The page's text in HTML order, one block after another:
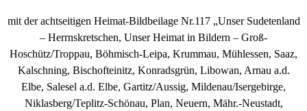
mit der achtseitigen Heimat-Bildbeilage Nr.117 „Unser Sudetenland
– Herrnskretschen, Unser Heimat in Bildern – Groß-
Hoschütz/Troppau, Böhmisch-Leipa, Krummau, Mühlessen, Saaz,
Kalschning, Bischofteinitz, Konradsgrün, Libowan, Arnau a.d.
Elbe, Salesel a.d. Elbe, Gartitz/Aussig, Mildenau/Isergebirge,
Niklasberg/Teplitz-Schönau, Plan, Neuern, Mähr.-Neustadt,